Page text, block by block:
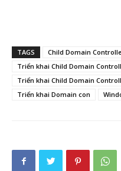
TAGS
Child Domain
Triển khai Child Domain
Triển khai Child Domain
Triển khai Domain con